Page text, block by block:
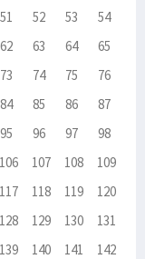
51 52 53
54
62 63 64
65
73 74 75
76
84 85 86
87
95 96 97
98
106 107 108
109
117 118 119
120
128 129 130
131
139 140 141
142